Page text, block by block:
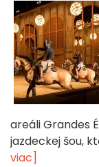
areáli Grandes
jazdeckej šou,
viac]